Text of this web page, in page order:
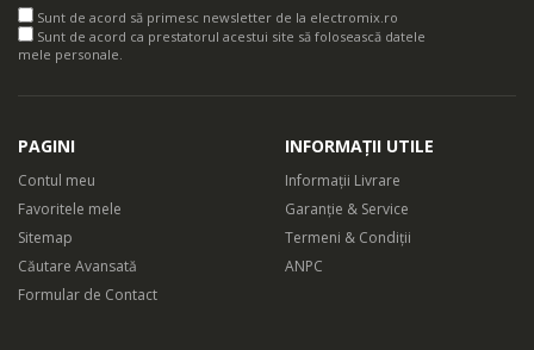
Sunt de acord să primesc newsletter de la electromix.ro
Sunt de acord ca prestatorul acestui site să folosească datele
mele personale.
PAGINI
Contul meu
Favoritele mele
Sitemap
Căutare Avansată
Formular de Contact
INFORMAȚII UTILE
Informații Livrare
Garanție & Service
Termeni & Condiții
ANPC